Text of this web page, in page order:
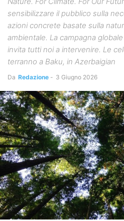
sensibilizzare il pubblico sulla
azioni concrete basate sulla
ambientale. La campagna
invita tutti noi a intervenire. Le
terranno a Baku, in Azerbaigian
Da Redazione - 3 Giugno 2026